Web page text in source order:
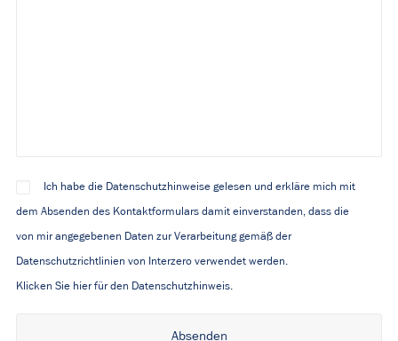
Ich habe die Datenschutzhinweise gelesen und erkläre mich mit
dem Absenden des Kontaktformulars damit einverstanden, dass die
von mir angegebenen Daten zur Verarbeitung gemäß der
Datenschutzrichtlinien von Interzero verwendet werden.
Klicken Sie hier für den Datenschutzhinweis.